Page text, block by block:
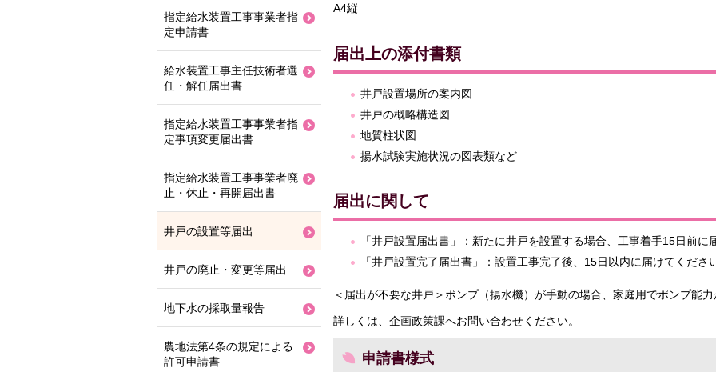
A4縦
届出上の添付書類
井戸設置場所の案内図
井戸の概略構造図
地質柱状図
揚水試験実施状況の図表類など
届出に関して
「井戸設置届出書」：新たに井戸を設置する場合、工事着手15日前に
「井戸設置完了届出書」：設置工事完了後、15日以内に届けてください
＜届出が不要な井戸＞ポンプ（揚水機）が手動の場合、家庭用でポンプ能力
詳しくは、企画政策課へお問い合わせください。
申請書様式
指定給水装置工事事業者指
定申請書
給水装置工事主任技術者選
任・解任届出書
指定給水装置工事事業者指
定事項変更届出書
指定給水装置工事事業者廃
止・休止・再開届出書
井戸の設置等届出
井戸の廃止・変更等届出
地下水の採取量報告
農地法第4条の規定による
許可申請書